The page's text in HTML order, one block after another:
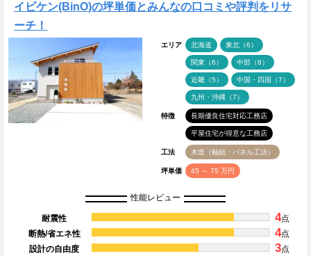
イビケン(BinO)の坪単価とみんなの口コミや評判をリサ
ーチ！
エリア 北海道 東北（6）
関東（6） 中部（8）
近畿（5） 中国・四国（7）
九州・沖縄（7）
特徴 長期優良住宅対応工務店
平屋住宅が得意な工務店
工法 木造（軸組・パネル工法）
坪単価 45 ～ 75 万円
性能レビュー
耐震性 4点
断熱/省エネ性
4点
設計の自由度
3点